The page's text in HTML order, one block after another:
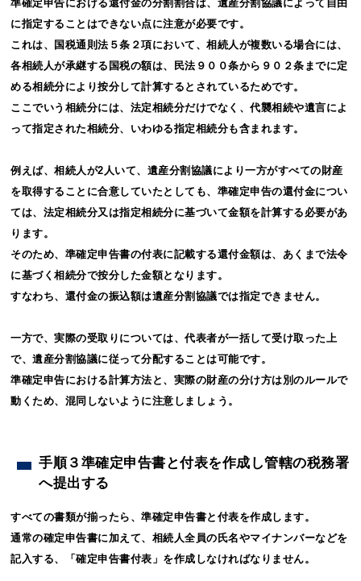
準確定申告における還付金の分割割合は、遺産分割協議によって自由
に指定することはできない点に注意が必要です。
これは、国税通則法５条２項において、相続人が複数いる場合には、
各相続人が承継する国税の額は、民法９００条から９０２条までに定
める相続分により按分して計算するとされているためです。
ここでいう相続分には、法定相続分だけでなく、代襲相続や遺言によ
って指定された相続分、いわゆる指定相続分も含まれます。
例えば、相続人が2人いて、遺産分割協議により一方がすべての財産
を取得することに合意していたとしても、準確定申告の還付金につい
ては、法定相続分又は指定相続分に基づいて金額を計算する必要があ
ります。
そのため、準確定申告書の付表に記載する還付金額は、あくまで法令
に基づく相続分で按分した金額となります。
すなわち、還付金の振込額は遺産分割協議では指定できません。
一方で、実際の受取りについては、代表者が一括して受け取った上
で、遺産分割協議に従って分配することは可能です。
準確定申告における計算方法と、実際の財産の分け方は別のルールで
動くため、混同しないように注意しましょう。
手順３準確定申告書と付表を作成し管轄の税務署
へ提出する
すべての書類が揃ったら、準確定申告書と付表を作成します。
通常の確定申告書に加えて、相続人全員の氏名やマイナンバーなどを
記入する、「確定申告書付表」を作成しなければなりません。